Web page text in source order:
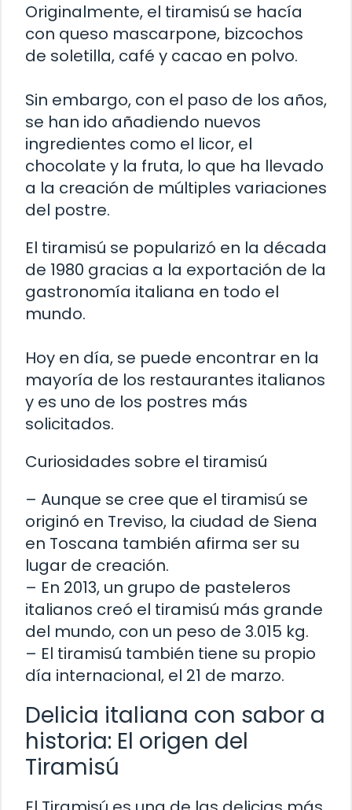
Originalmente, el tiramisú se hacía
con queso mascarpone, bizcochos
de soletilla, café y cacao en polvo.
Sin embargo, con el paso de los años,
se han ido añadiendo nuevos
ingredientes como el licor, el
chocolate y la fruta, lo que ha llevado
a la creación de múltiples variaciones
del postre.
El tiramisú se popularizó en la década
de 1980 gracias a la exportación de la
gastronomía italiana en todo el
mundo.
Hoy en día, se puede encontrar en la
mayoría de los restaurantes italianos
y es uno de los postres más
solicitados.
Curiosidades sobre el tiramisú
– Aunque se cree que el tiramisú se
originó en Treviso, la ciudad de Siena
en Toscana también afirma ser su
lugar de creación.
– En 2013, un grupo de pasteleros
italianos creó el tiramisú más grande
del mundo, con un peso de 3.015 kg.
– El tiramisú también tiene su propio
día internacional, el 21 de marzo.
Delicia italiana con sabor a
historia: El origen del
Tiramisú